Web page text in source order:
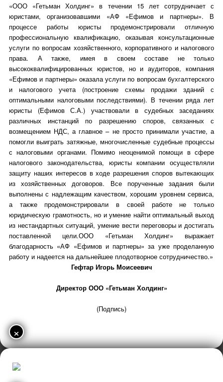
«ООО «Гетьман Холдинг» в течении 15 лет сотрудничает с
юристами, организовавшими «АФ «Ефимов и партнеры». В
процессе работы юристы продемонстрировали отличную
профессиональную квалификацию, оказывая консультационные
услуги по вопросам хозяйственного, корпоративного и налогового
права. А также, имея в своем составе не только
высококвалифицированных юристов, но и аудиторов, компания
«Ефимов и партнеры» оказала услуги по вопросам бухгалтерского
и налогового учета (построение схемы продажи зданий с
оптимальными налоговыми последствиями). В течении ряда лет
юристы (Ефимов С.А.) участвовали в судебных заседаниях
различных инстанций по разрешению споров, связанных с
возмещением НДС, а главное – не просто принимали участие, а
помогли выиграть затяжные, многочисленные судебные процессы
с налоговыми органами. Помимо неоценимой помощи в сфере
налогового законодательства, юристы компании осуществляли
защиту наших интересов в ходе разрешения споров вытекающих
из хозяйственных договоров. Все порученные задания были
выполнены с надлежащим качеством, хорошим уровнем сервиса,
а также продемонстрировали в своей работе не только
юридическую грамотность, но и умение найти оптимальный выход
из нестандартных ситуаций, умение вести переговоры и достигать
поставленной цели.ООО «Гетьман Холдинг» выражает
благодарность «АФ «Ефимов и партнеры» за уже проделанную
работу и надеется на дальнейшее плодотворное сотрудничество.»
Гефтар Игорь Моисеевич
Директор ООО «Гетьман Холдинг»
(Подпись)
×